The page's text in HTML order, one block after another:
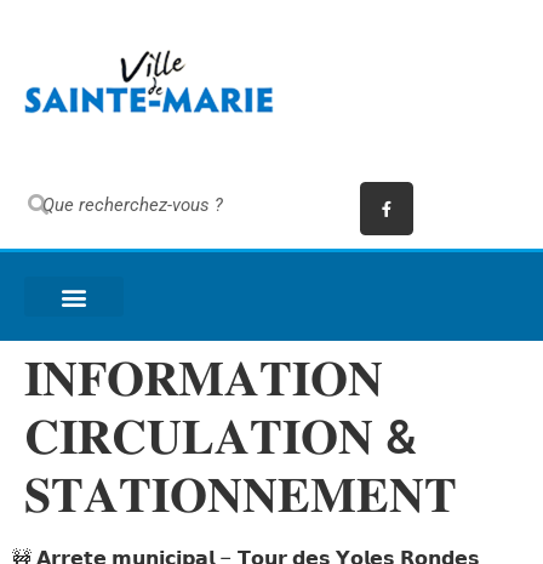
𝐈𝐍𝐅𝐎𝐑𝐌𝐀𝐓𝐈𝐎𝐍
𝐂𝐈𝐑𝐂𝐔𝐋𝐀𝐓𝐈𝐎𝐍 &
𝐒𝐓𝐀𝐓𝐈𝐎𝐍𝐍𝐄𝐌𝐄𝐍𝐓
🚧 𝗔𝗿𝗿𝗲𝘁𝗲 𝗺𝘂𝗻𝗶𝗰𝗶𝗽𝗮𝗹 – 𝗧𝗼𝘂𝗿 𝗱𝗲𝘀 𝗬𝗼𝗹𝗲𝘀 𝗥𝗼𝗻𝗱𝗲𝘀